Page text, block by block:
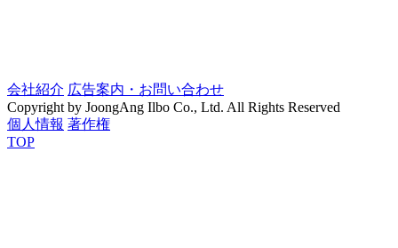
会社紹介 広告案内・お問い合わせ
Copyright by JoongAng Ilbo Co., Ltd. All Rights Reserved
個人情報 著作権
TOP